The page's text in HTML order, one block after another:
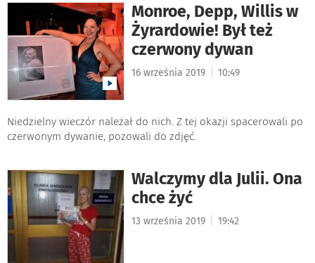
Monroe, Depp, Willis w
Żyrardowie! Był też
czerwony dywan
16 września 2019 10:49
Niedzielny wieczór należał do nich. Z tej okazji spacerowali po
czerwonym dywanie, pozowali do zdjęć.
Walczymy dla Julii. Ona
chce żyć
13 września 2019 19:42